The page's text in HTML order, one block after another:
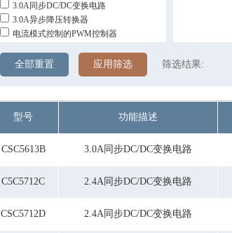
3.0A同步DC/DC变换电路
3.0A异步降压转换器
电流模式控制的PWM控制器
全部重置 应用筛选 筛选结果:
型号 功能描述
CSC5613B 3.0A同步DC/DC变换电路
C5C5712C 2.4A同步DC/DC变换电路
CSC5712D 2.4A同步DC/DC变换电路